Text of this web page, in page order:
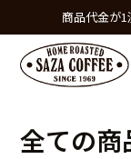
商品代金が
全ての商